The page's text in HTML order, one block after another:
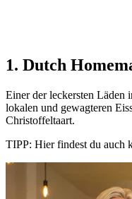
1. Dutch
Einer der leckersten Läden
lokalen und gewagteren
Christoffeltaart.
TIPP: Hier findest du auch